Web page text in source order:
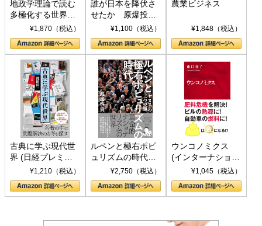
地政学理論で読む
多極化する世界：
トランプとBRICS
の挑戦
¥1,870（税込）
誰が日本を降伏さ
せたか 原爆投
下、ソ連参戦、そ
して聖断 (PHP新
書)
¥1,100（税込）
農業ビジネス
¥1,848（税込）
古典に学ぶ現代世
界 (日経プレミア
シリーズ)¥1,210（税込）
ルペンと極右ポピ
ュリズムの時代：
〈ヤヌス〉の二つ
の顔
¥2,750（税込）
ウンコノミクス
(インターナショナ
ル新書)¥1,045（税込）